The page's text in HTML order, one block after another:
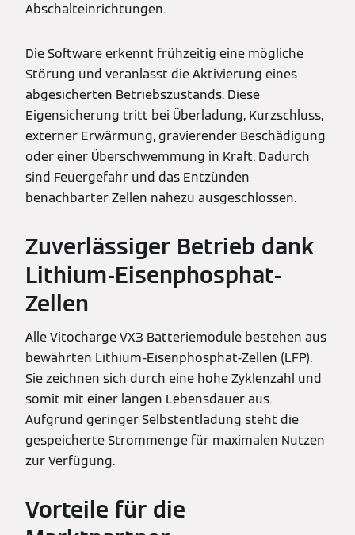
Abschalteinrichtungen.
Die Software erkennt frühzeitig eine mögliche
Störung und veranlasst die Aktivierung eines
abgesicherten Betriebszustands. Diese
Eigensicherung tritt bei Überladung, Kurzschluss,
externer Erwärmung, gravierender Beschädigung
oder einer Überschwemmung in Kraft. Dadurch
sind Feuergefahr und das Entzünden
benachbarter Zellen nahezu ausgeschlossen.
Zuverlässiger Betrieb dank
Lithium-Eisenphosphat-
Zellen
Alle Vitocharge VX3 Batteriemodule bestehen aus
bewährten Lithium-Eisenphosphat-Zellen (LFP).
Sie zeichnen sich durch eine hohe Zyklenzahl und
somit mit einer langen Lebensdauer aus.
Aufgrund geringer Selbstentladung steht die
gespeicherte Strommenge für maximalen Nutzen
zur Verfügung.
Vorteile für die